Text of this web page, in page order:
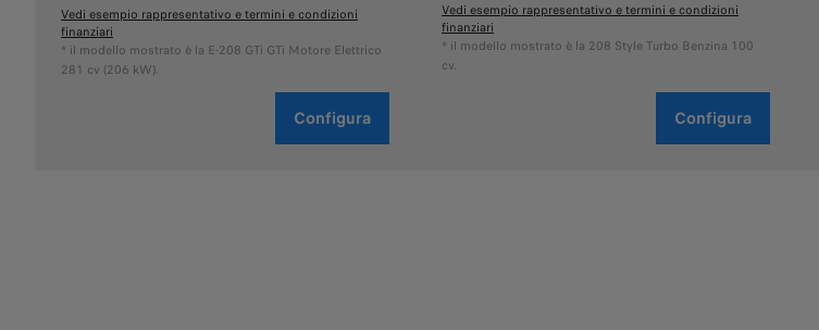
Vedi esempio rappresentativo e termini e condizioni
finanziari
* il modello mostrato è la E-208 GTi GTi Motore Elettrico
281 cv (206 kW).
Configura
Vedi esempio rappresentativo e termini e condizioni
finanziari
* il modello mostrato è la 208 Style Turbo Benzina 100
cv.
Configura